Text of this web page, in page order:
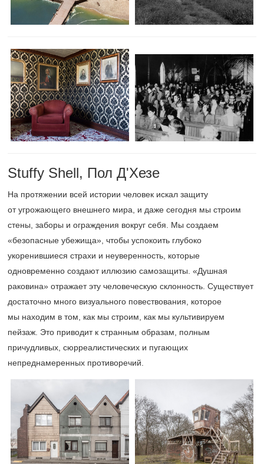
Stuffy Shell, Пол Д'Хезе
На протяжении всей истории человек искал защиту
от угрожающего внешнего мира, и даже сегодня мы строим
стены, заборы и ограждения вокруг себя. Мы создаем
«безопасные убежища», чтобы успокоить глубоко
укоренившиеся страхи и неуверенность, которые
одновременно создают иллюзию самозащиты. «Душная
раковина» отражает эту человеческую склонность. Существует
достаточно много визуального повествования, которое
мы находим в том, как мы строим, как мы культивируем
пейзаж. Это приводит к странным образам, полным
причудливых, сюрреалистических и пугающих
непреднамеренных противоречий.